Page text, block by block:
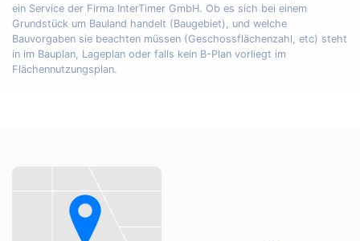
ein Service der Firma InterTimer GmbH. Ob es sich bei einem
Grundstück um Bauland handelt (Baugebiet), und welche
Bauvorgaben sie beachten müssen (Geschossflächenzahl, etc) steht
in im Bauplan, Lageplan oder falls kein B-Plan vorliegt im
Flächennutzungsplan.